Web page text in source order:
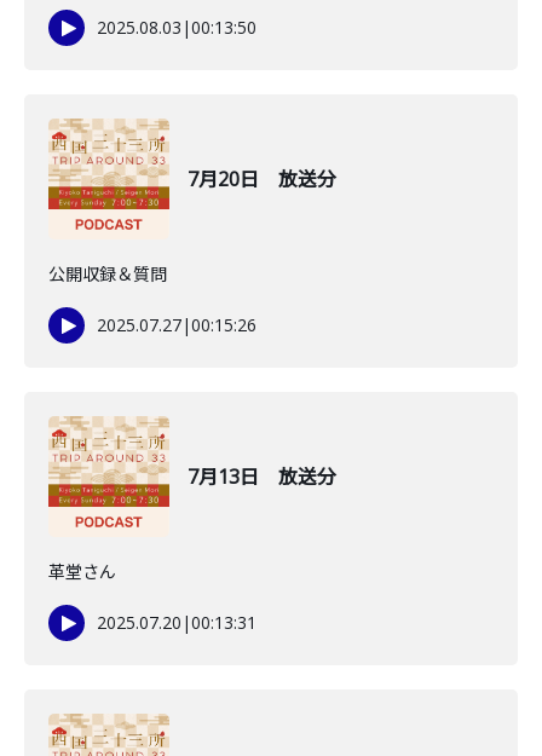
2025.08.03 |00:13:50
7月20日 放送分
公開収録＆質問
2025.07.27|00:15:26
7月13日 放送分
革堂さん
2025.07.20 |00:13:31